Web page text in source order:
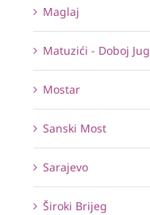
Maglaj
Matuzići - Doboj Jug
Mostar
Sanski Most
Sarajevo
Široki Brijeg